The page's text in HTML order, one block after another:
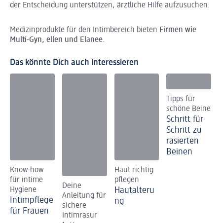
der Entscheidung unterstützen, ärztliche Hilfe aufzusuchen.
Medizinprodukte für den Intimbereich bieten Firmen wie
Multi-Gyn, ellen und Elanee.
Das könnte Dich auch interessieren
Know-how
für intime
Hygiene
Intimpflege
für Frauen
Deine
Anleitung für
sichere
Intimrasur
Haut richtig
pflegen
Hautalteru
ng
Tipps für
schöne Beine
Schritt für
Schritt zu
rasierten
Beinen